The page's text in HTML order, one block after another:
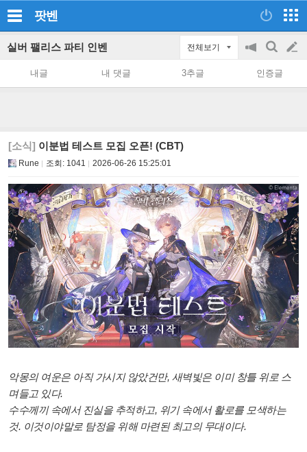
팟벤
실버 팰리스 파티 인벤 전체보기
공
on/off
검
색
글
쓰
내글 내 댓글 3추글 인증글
[소식] 이분법 테스트 모집 오픈! (CBT)
Rune 조회: 1041 2026-06-26 15:25:01
악몽의 여운은 아직 가시지 않았건만, 새벽빛은 이미 창틀 위로 스
며들고 있다.
수수께끼 속에서 진실을 추적하고, 위기 속에서 활로를 모색하는
것. 이것이야말로 탐정을 위해 마련된 최고의 무대이다.